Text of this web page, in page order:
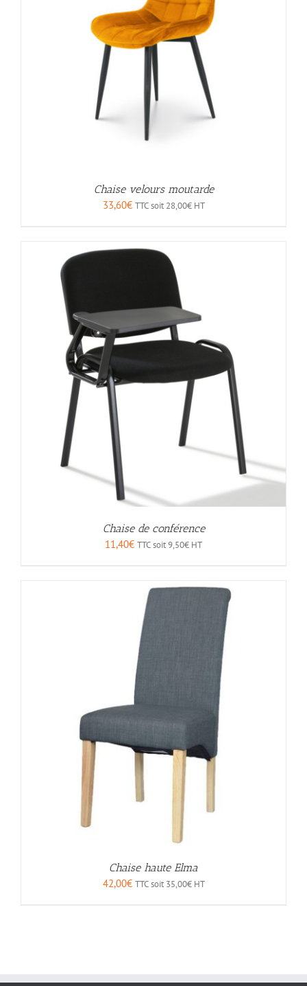
Chaise velours moutarde
33,60€ TTC soit 28,00€HT
Chaise de conférence
11,40€ TTC soit9,50€ HT
Chaise haute Elma
42,00€ TTC soit 35,00€HT